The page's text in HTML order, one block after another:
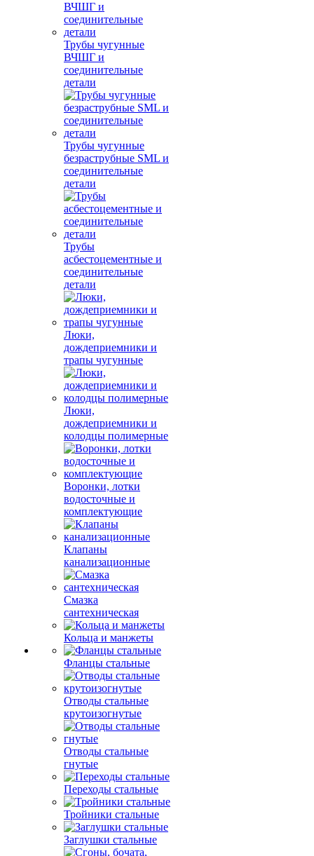
Трубы чугунные
ВЧШГ и
соединительные
детали
Трубы чугунные
безраструбные SML и
соединительные
детали
Трубы
асбестоцементные и
соединительные
детали
Люки,
дождеприемники и
трапы чугунные
Люки,
дождеприемники и
колодцы полимерные
Воронки, лотки
водосточные и
комплектующие
Клапаны
канализационные
Смазка
сантехническая
Кольца и манжеты
Фланцы стальные
Отводы стальные
крутоизогнутые
Отводы стальные
гнутые
Переходы стальные
Тройники стальные
Заглушки стальные